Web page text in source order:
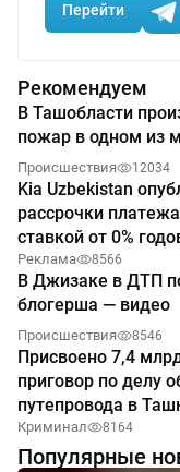
Перейти
Рекомендуем
В Ташобласти
пожар в одном из
Происшествия 12034
Kia Uzbekistan
рассрочки
ставкой от 0%
Реклама 8566
В Джизаке в ДТП
блогерша — видео
Происшествия 8546
Присвоено 7,4
приговор по делу
путепровода в
Криминал 8164
Популярные